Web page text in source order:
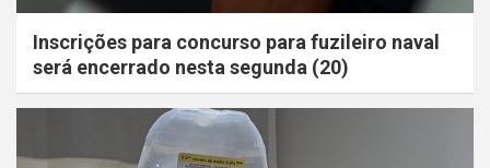
Inscrições para concurso para fuzileiro naval
será encerrado nesta segunda (20)